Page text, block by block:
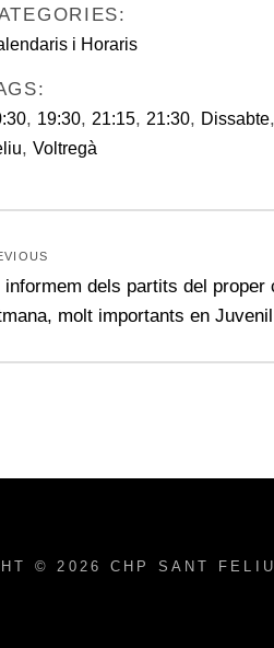
i Horaris
, 19:30, 21:15, 21:30, Dissabte,
, Voltregà
informem dels partits del proper
molt importants en
© 2026 CHP SANT FELIU